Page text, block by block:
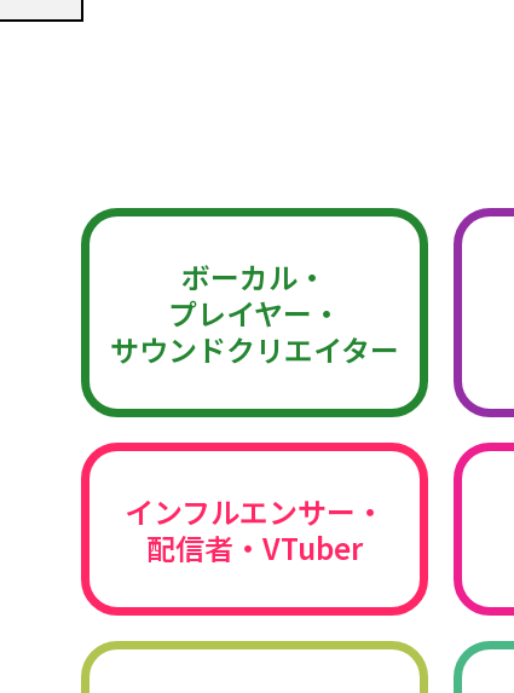
ボーカル・
プレイヤー・
サウンドクリエイター
インフルエンサー・
配信者・VTuber